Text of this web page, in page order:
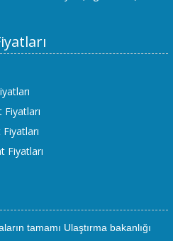
Fiyatları
tamamı Ulaştırma bakanlığı